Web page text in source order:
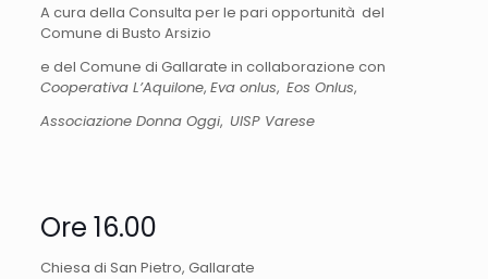
A cura della Consulta per le pari opportunità del
Comune di Busto Arsizio
e del Comune di Gallarate in collaborazione con
Cooperativa L’Aquilone, Eva onlus, Eos Onlus,
Associazione Donna Oggi, UISP Varese
Ore 16.00
Chiesa di San Pietro, Gallarate